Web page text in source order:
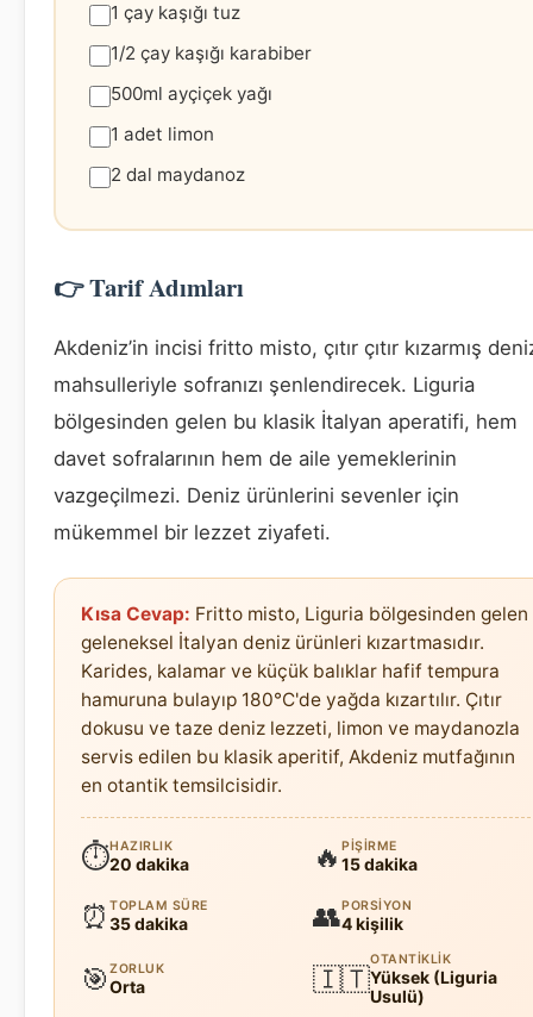
1 çay kaşığı tuz
1/2 çay kaşığı karabiber
500ml ayçiçek yağı
1 adet limon
2 dal maydanoz
👉 Tarif Adımları
Akdeniz’in incisi fritto misto, çıtır çıtır kızarmış
mahsulleriyle sofranızı şenlendirecek. Liguria
bölgesinden gelen bu klasik İtalyan aperatifi, hem
davet sofralarının hem de aile yemeklerinin
vazgeçilmezi. Deniz ürünlerini sevenler için
mükemmel bir lezzet ziyafeti.
Kısa Cevap: Fritto misto, Liguria bölgesinden gelen
geleneksel İtalyan deniz ürünleri kızartmasıdır.
Karides, kalamar ve küçük balıklar hafif tempura
hamuruna bulayıp 180°C'de yağda kızartılır. Çıtır
dokusu ve taze deniz lezzeti, limon ve maydanozla
servis edilen bu klasik aperitif, Akdeniz mutfağının
en otantik temsilcisidir.
⏱HAZIRLIK
20 dakika 🔥 PIŞIRME
15 dakika
⏰ TOPLAM SÜRE
35 dakika 👥PORSIYON
4 kişilik
🎯 ZORLUK
Orta 🇮🇹
OTANTIKLIK
Yüksek (Liguria
Usulü)